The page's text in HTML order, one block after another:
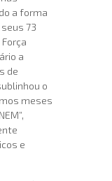
a forma
73
a
de
o
meses
e